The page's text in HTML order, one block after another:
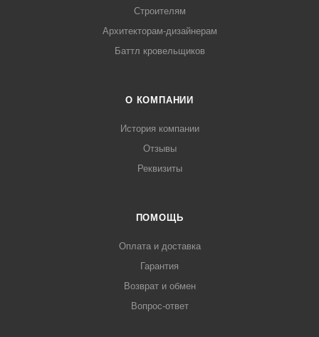
Строителям
Архитекторам-дизайнерам
Баттл кровельщиков
О КОМПАНИИ
История компании
Отзывы
Реквизиты
ПОМОЩЬ
Оплата и доставка
Гарантия
Возврат и обмен
Вопрос-ответ